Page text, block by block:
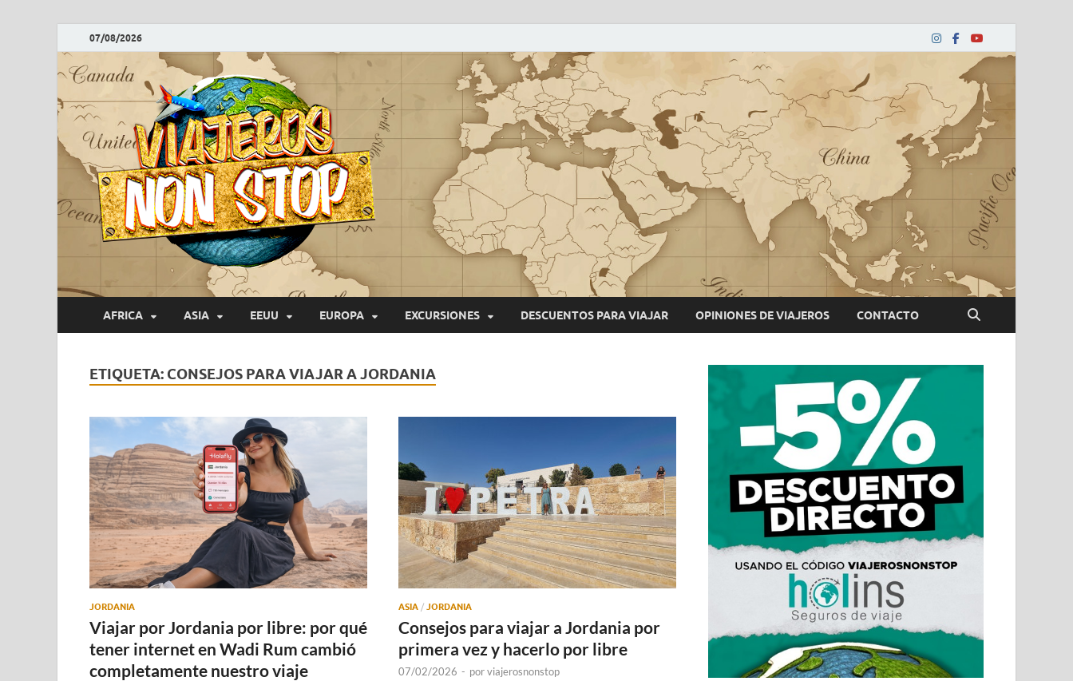
07/08/2026
VIAJEROS NONSTOP
AFRICA ASIA EEUU EUROPA EXCURSIONES DESCUENTOS PARA VIAJAR OPINIONES DE VIAJEROS CONTACTO
ETIQUETA: CONSEJOS PARA VIAJAR A JORDANIA
JORDANIA
Viajar por Jordania por libre: por qué
tener internet en Wadi Rum cambió
completamente nuestro viaje
ASIA / JORDANIA
Consejos para viajar a Jordania por
primera vez y hacerlo por libre
07/02/2026 - porviajerosnonstop